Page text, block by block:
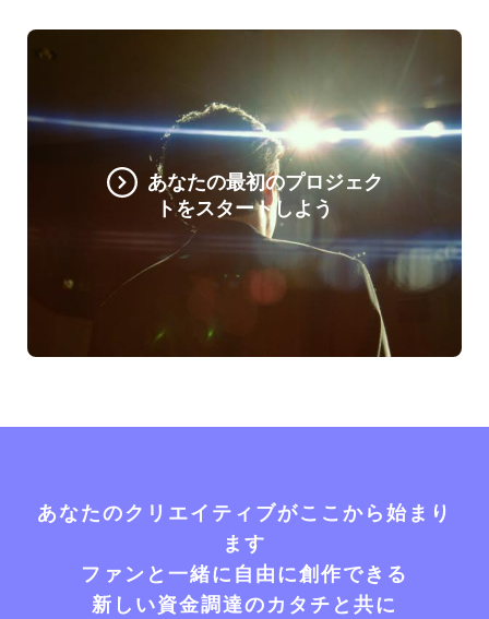
あなたの最初のプロジェク
トをスタートしよう
あなたのクリエイティブがここから始まり
ます
ファンと一緒に自由に創作できる
新しい資金調達のカタチと共に